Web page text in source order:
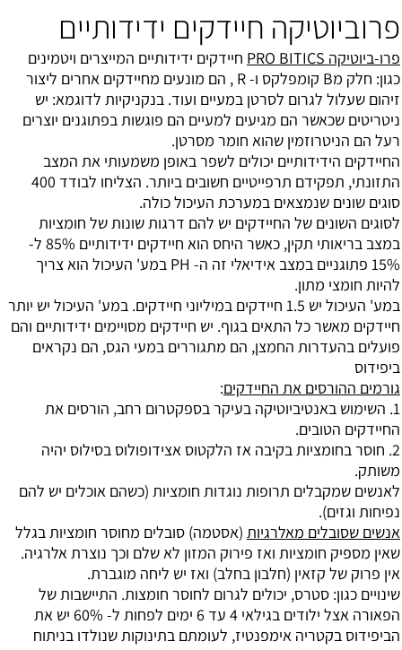
פרוביוטיקה חיידקים ידידותיים
פרו-ביוטיקה PRO BITICS
חיידקים ידידותיים המייצרים ויטמינים
כגון: חלק מB קומפלקס ו- R , הם מונעים מחיידקים אחרים ליצור
זיהום שעלול לגרום לסרטן במעיים ועוד. בנקניקיות לדוגמא: יש
ניטריטים שכאשר הם מגיעים למעיים הם פוגשות בפתוגנים יוצרים
רעל הם הניטרוזמין שהוא חומר מסרטן.
החיידקים הידידותיים יכולים לשפר באופן משמעותי את המצב
התזונתי, תפקידם תרפייטיים חשובים ביותר. הצליחו לבודד 400
סוגים שונים שנמצאים במערכת העיכול כולה.
לסוגים השונים של החיידקים יש להם דרגות שונות של חומציות
במצב בריאותי תקין, כאשר היחס הוא חיידקים ידידותיים 85% ל-
15% פתוגניים במצב אידיאלי זה ה- PH במע' העיכול הוא צריך
להיות חומצי מתון.
במע' העיכול יש 1.5 חיידקים במיליוני חיידקים. במע' העיכול יש יותר
חיידקים מאשר כל התאים בגוף. יש חיידקים מסויימים ידידותיים והם
פועלים בהעדרות החמצן, הם מתגוררים במעי הגס, הם נקראים
ביפידוס
גורמים ההורסים את החיידקים:
1. השימוש באנטיביוטיקה בעיקר בספקטרום רחב, הורסים את
החיידקים הטובים.
2. חוסר בחומציות בקיבה אז הלקטוס אצידופולוס בסילוס יהיה
משותק.
לאנשים שמקבלים תרופות נוגדות חומציות (כשהם אוכלים יש להם
נפיחות וגזים).
אנשים שסובלים מאלרגיות (אסטמה) סובלים מחוסר חומציות בגלל
שאין מספיק חומציות ואז פירוק המזון לא שלם וכך נוצרת אלרגיה.
אין פרוק של קזאין (חלבון בחלב) ואז יש ליחה מוגברת.
שינויים כגון: סטרס, יכולים לגרום לחוסר חומצות. התיישבות של
הפאורה אצל ילודים בגילאי 4 עד 6 ימים לפחות ל- 60% יש את
הביפידוס בקטריה אימפנטיז, לעומתם בתינוקות שנולדו בניתוח